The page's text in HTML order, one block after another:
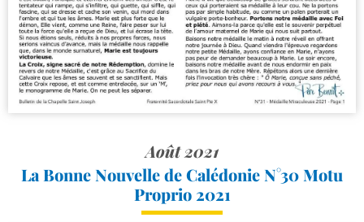
Août 2021
La Bonne Nouvelle de Calédonie N°30 Motu
Proprio 2021